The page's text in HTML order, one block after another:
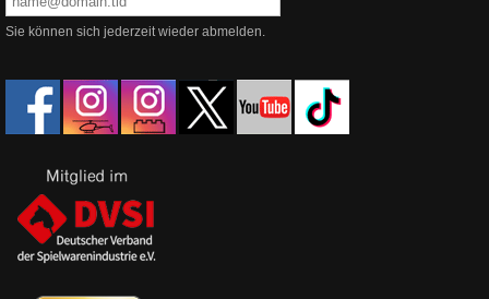
Sie können sich jederzeit wieder abmelden.